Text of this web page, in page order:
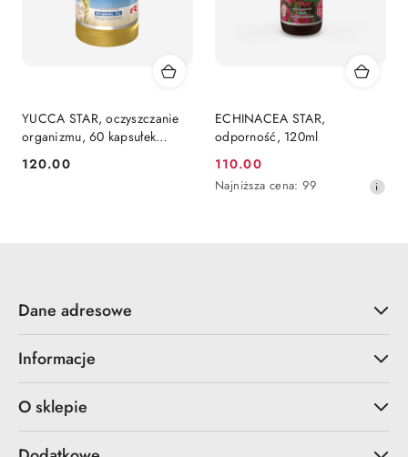
YUCCA STAR, oczyszczanie
organizmu, 60 kapsułek
Cena:
120.00
ECHINACEA STAR,
odporność, 120ml
Cena
promocyjna:
110.00
Najniższa
Najniższa cena: 99
Dane adresowe
Informacje
O sklepie